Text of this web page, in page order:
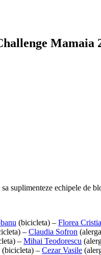
Mamaia
sa suplimenteze echipele de
(bicicleta) – Florea
– Claudia Sofron
– Mihai Teodorescu
(bicicleta) – Cezar Vasile